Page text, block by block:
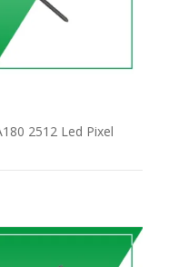
2512 Led Pixel